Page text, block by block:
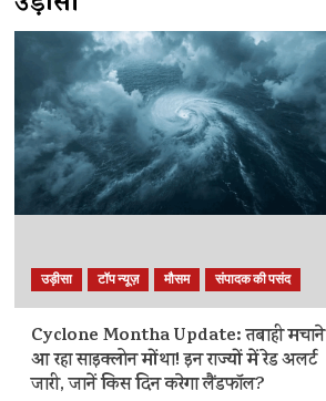
उड़ीसा टॉप न्यूज़ मौसम संपादक की पसंद
Cyclone Montha Update: तबाही मचाने
आ रहा साइक्लोन मोंथा! इन राज्यों में रेड अलर्ट
जारी, जानें किस दिन करेगा लैंडफॉल?